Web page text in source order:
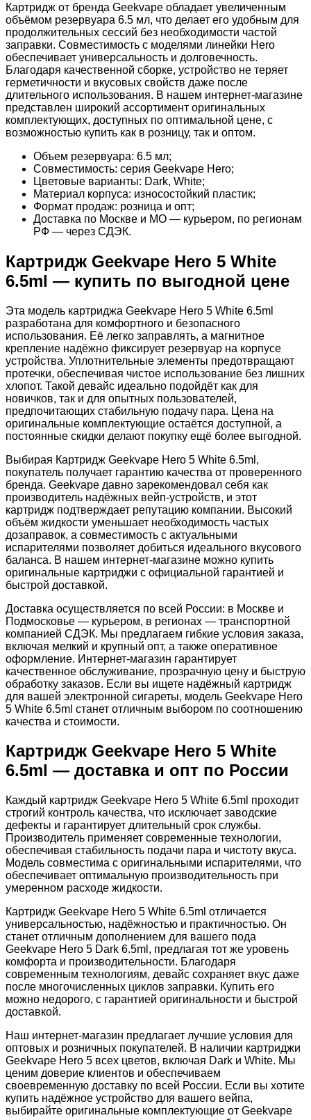
Картридж от бренда Geekvape обладает увеличенным
объёмом резервуара 6.5 мл, что делает его удобным для
продолжительных сессий без необходимости частой
заправки. Совместимость с моделями линейки Hero
обеспечивает универсальность и долговечность.
Благодаря качественной сборке, устройство не теряет
герметичности и вкусовых свойств даже после
длительного использования. В нашем интернет-магазине
представлен широкий ассортимент оригинальных
комплектующих, доступных по оптимальной цене, с
возможностью купить как в розницу, так и оптом.
Объем резервуара: 6.5 мл;
Совместимость: серия Geekvape Hero;
Цветовые варианты: Dark, White;
Материал корпуса: износостойкий пластик;
Формат продаж: розница и опт;
Доставка по Москве и МО — курьером, по регионам
РФ — через СДЭК.
Картридж Geekvape Hero 5 White
6.5ml — купить по выгодной цене
Эта модель картриджа Geekvape Hero 5 White 6.5ml
разработана для комфортного и безопасного
использования. Её легко заправлять, а магнитное
крепление надёжно фиксирует резервуар на корпусе
устройства. Уплотнительные элементы предотвращают
протечки, обеспечивая чистое использование без лишних
хлопот. Такой девайс идеально подойдёт как для
новичков, так и для опытных пользователей,
предпочитающих стабильную подачу пара. Цена на
оригинальные комплектующие остаётся доступной, а
постоянные скидки делают покупку ещё более выгодной.
Выбирая Картридж Geekvape Hero 5 White 6.5ml,
покупатель получает гарантию качества от проверенного
бренда. Geekvape давно зарекомендовал себя как
производитель надёжных вейп-устройств, и этот
картридж подтверждает репутацию компании. Высокий
объём жидкости уменьшает необходимость частых
дозаправок, а совместимость с актуальными
испарителями позволяет добиться идеального вкусового
баланса. В нашем интернет-магазине можно купить
оригинальные картриджи с официальной гарантией и
быстрой доставкой.
Доставка осуществляется по всей России: в Москве и
Подмосковье — курьером, в регионах — транспортной
компанией СДЭК. Мы предлагаем гибкие условия заказа,
включая мелкий и крупный опт, а также оперативное
оформление. Интернет-магазин гарантирует
качественное обслуживание, прозрачную цену и быструю
обработку заказов. Если вы ищете надёжный картридж
для вашей электронной сигареты, модель Geekvape Hero
5 White 6.5ml станет отличным выбором по соотношению
качества и стоимости.
Картридж Geekvape Hero 5 White
6.5ml — доставка и опт по России
Каждый картридж Geekvape Hero 5 White 6.5ml проходит
строгий контроль качества, что исключает заводские
дефекты и гарантирует длительный срок службы.
Производитель применяет современные технологии,
обеспечивая стабильность подачи пара и чистоту вкуса.
Модель совместима с оригинальными испарителями, что
обеспечивает оптимальную производительность при
умеренном расходе жидкости.
Картридж Geekvape Hero 5 White 6.5ml отличается
универсальностью, надёжностью и практичностью. Он
станет отличным дополнением для вашего пода
Geekvape Hero 5 Dark 6.5ml, предлагая тот же уровень
комфорта и производительности. Благодаря
современным технологиям, девайс сохраняет вкус даже
после многочисленных циклов заправки. Купить его
можно недорого, с гарантией оригинальности и быстрой
доставкой.
Наш интернет-магазин предлагает лучшие условия для
оптовых и розничных покупателей. В наличии картриджи
Geekvape Hero 5 всех цветов, включая Dark и White. Мы
ценим доверие клиентов и обеспечиваем
своевременную доставку по всей России. Если вы хотите
купить надёжное устройство для вашего вейпа,
выбирайте оригинальные комплектующие от Geekvape